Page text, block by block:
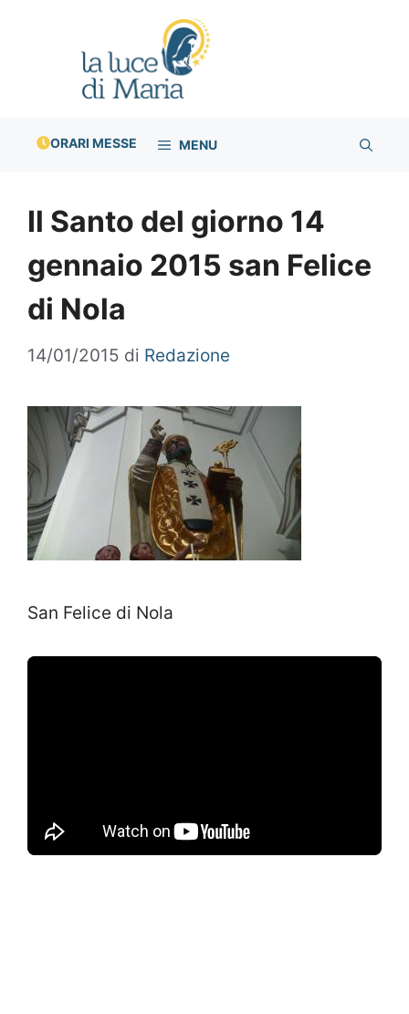
ORARI MESSE MENU
Il Santo del giorno 14
gennaio 2015 san Felice
di Nola
14/01/2015 di Redazione
San Felice di Nola